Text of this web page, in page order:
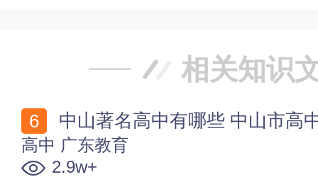
相关知识
中山著名高中有哪些 中山市高
高中 广东教育
2.9w+